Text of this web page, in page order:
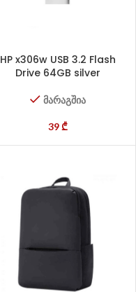
HP x306w USB 3.2 Flash
Drive 64GB silver
მარაგშია
39₾